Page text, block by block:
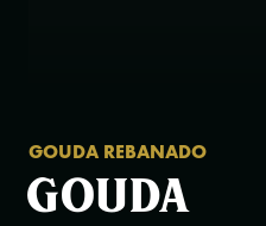
GOUDA REBANADO
GOUDA